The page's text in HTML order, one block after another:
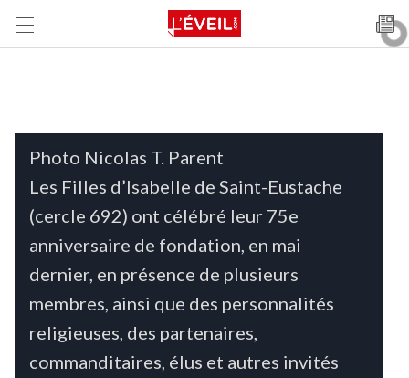
Photo Nicolas T. Parent
Les Filles d’Isabelle de Saint-Eustache
(cercle 692) ont célébré leur 75e
anniversaire de fondation, en mai
dernier, en présence de plusieurs
membres, ainsi que des personnalités
religieuses, des partenaires,
commanditaires, élus et autres invités